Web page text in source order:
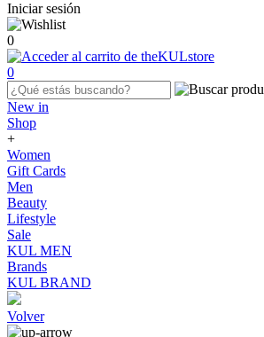
Iniciar sesión
0
0
New in
Shop
+
Women
Gift Cards
Men
Beauty
Lifestyle
Sale
KUL MEN
Brands
KUL BRAND
Volver